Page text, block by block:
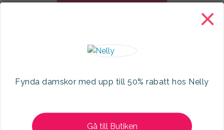
×
Fynda damskor med upp till 50% rabatt hos Nelly
Gå till Butiken